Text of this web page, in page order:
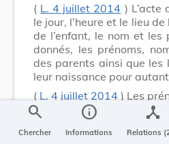
( L. 4 juillet 2014 ) L’acte
le jour, l’heure et le lieu
de l’enfant, le nom et les
donnés, les prénoms,
des parents ainsi que les
leur naissance pour
( L. 4 juillet 2014 ) Les
choisis par ses parents.
ne peut recevoir dans
prénoms pouvant nuire
search
Chercher
info
Informations
device_hub
Relations